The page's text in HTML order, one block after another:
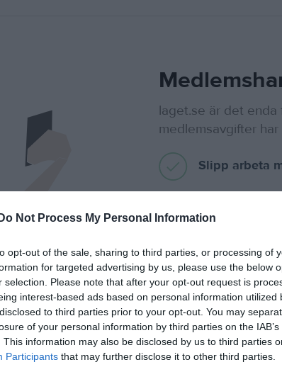
Do Not Process My Personal Information
opt-out of the sale, sharing to third parties, or processing of
for targeted advertising by us, please use the below
selection. Please note that after your opt-out request is
interest-based ads based on personal information utilized
to third parties prior to your opt-out. You may
of your personal information by third parties on the
This information may also be disclosed by us to third parties
Participants that may further disclose it to other third parties.
laget.se är det enda
medlemsavgifter
Slipp arbeta
Med
föreningen